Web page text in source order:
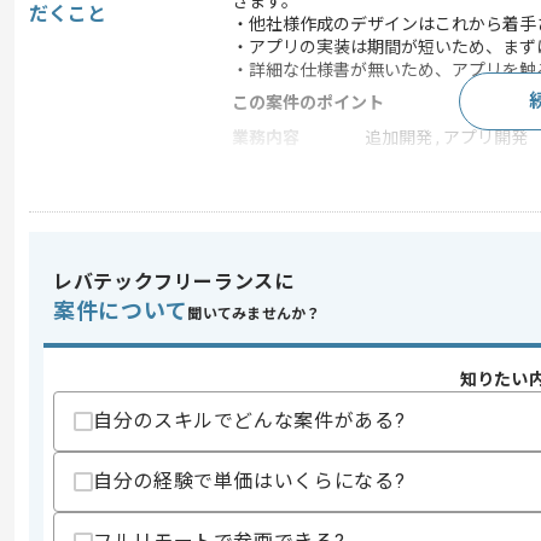
だくこと
・他社様作成のデザインはこれから着
・アプリの実装は期間が短いため、ま
・詳細な仕様書が無いため、アプリを
この案件のポイント
業務内容
追加開発 , アプリ開発
スキル
・アジャイルのご経験
上記に似た経験やスキルをお持ちであれば申
精算・お支払い
レバテックフリーランスに
案件について 聞いてみませんか？
知りたい
自分のスキルでどんな案件がある?
自分の経験で単価はいくらになる?